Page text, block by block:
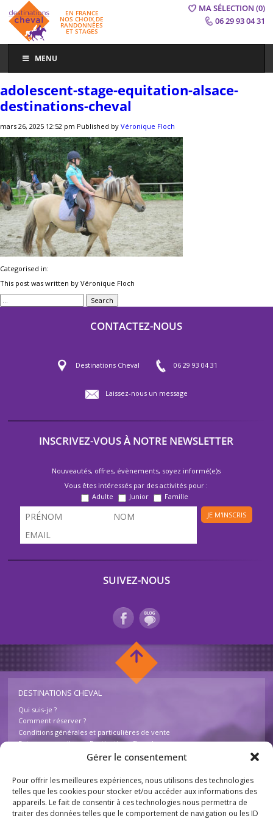
Gérer le consentement
Pour offrir les meilleures expériences, nous utilisons des technologies
telles que les cookies pour stocker et/ou accéder aux informations des
appareils. Le fait de consentir à ces technologies nous permettra de
traiter des données telles que le comportement de navigation ou les ID
EN FRANCE
NOS CHOIX DE
RANDONNÉES
ET STAGES
MA SÉLECTION (0)
06 29 93 04 31
MENU
adolescent-stage-equitation-alsace-
destinations-cheval
mars 26, 2025 12:52 pm Published by Véronique Floch
Categorised in:
This post was written by Véronique Floch
Search
CONTACTEZ-NOUS
Destinations Cheval 06 29 93 04 31
Laissez-nous un message
INSCRIVEZ-VOUS À NOTRE NEWSLETTER
Nouveautés, offres, évènements, soyez informé(e)s
Vous êtes intéressés par des activités pour :
Adulte
Junior
Famille
JE M'INSCRIS
SUIVEZ-NOUS
DESTINATIONS CHEVAL
Qui suis-je ?
Comment réserver ?
Conditions générales et particulières de vente
Foire aux questions – Destinations Cheval
INFOS
Mentions légales
Plan du site